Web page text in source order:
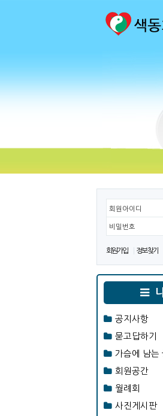
회원아이디
비밀번호
회원가입 정보찾기
공지사항
묻고답하기
가슴에 남는
회원공간
월례회
사진게시판